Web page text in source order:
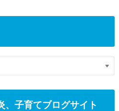
、子育てブログサイト